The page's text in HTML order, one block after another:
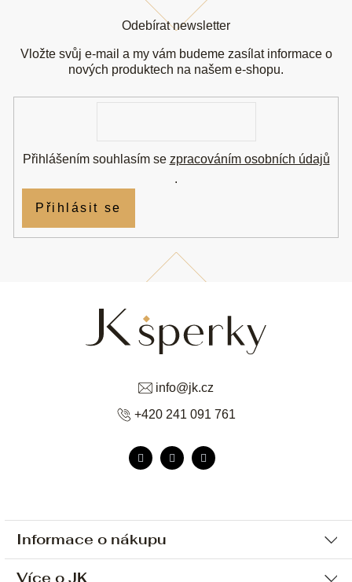
Informace o nákupu
Ochrana osobních údajů
Více o JK
info@jk.cz
+420 241 091 761
Odebírat newsletter
Vložte svůj e-mail a my vám budeme zasílat informace o
nových produktech na našem e-shopu.
Přihlášením souhlasím se zpracováním osobních údajů
.
Přihlásit se